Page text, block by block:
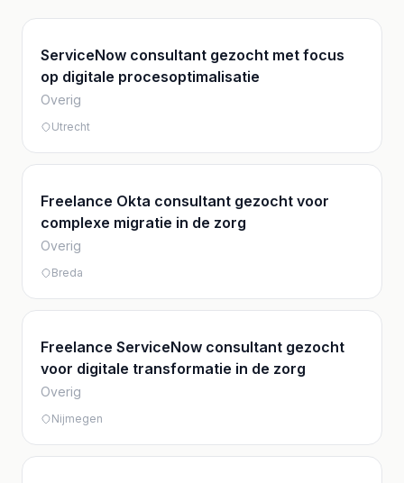
ServiceNow consultant gezocht met focus
op digitale procesoptimalisatie
Overig
Utrecht
Freelance Okta consultant gezocht voor
complexe migratie in de zorg
Overig
Breda
Freelance ServiceNow consultant gezocht
voor digitale transformatie in de zorg
Overig
Nijmegen